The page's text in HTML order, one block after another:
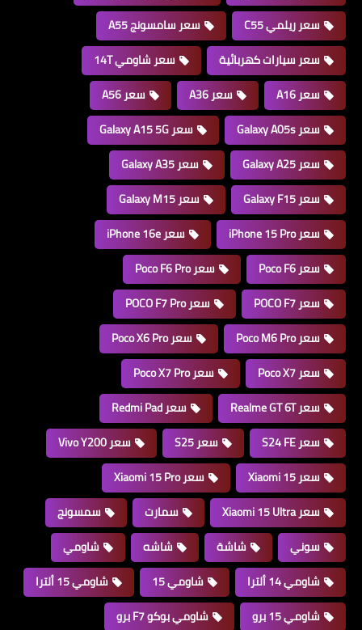
سعر ريلمي C55
سعر سامسونج A55
سعر سيارات كهربائية
سعر شاومي 14T
سعر A16
سعر A36
سعر A56
سعر Galaxy A05s
سعر Galaxy A15 5G
سعر Galaxy A25
سعر Galaxy A35
سعر Galaxy F15
سعر Galaxy M15
سعر iPhone 15 Pro
سعر iPhone 16e
سعر Poco F6
سعر Poco F6 Pro
سعر POCO F7
سعر POCO F7 Pro
سعر Poco M6 Pro
سعر Poco X6 Pro
سعر Poco X7
سعر Poco X7 Pro
سعر Realme GT 6T
سعر Redmi Pad
سعر S24 FE
سعر S25
سعر Vivo Y200
سعر Xiaomi 15
سعر Xiaomi 15 Pro
سعر Xiaomi 15 Ultra
سمارت
سمسونج
سوني
شاشة شاشه
شاومي
شاومي 14 ألترا
شاومي 15
شاومي 15 ألترا
شاومي 15 برو
شاومي بوكو F7 برو